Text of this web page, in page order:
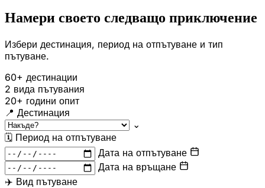
Намери своето следващо приключение
Избери дестинация, период на отпътуване и тип
пътуване.
60+ дестинации
2 вида пътувания
20+ години опит
📍 Дестинация
⌄
🗓 Период на отпътуване
Дата на отпътуване
Дата на връщане
✈️ Вид пътуване